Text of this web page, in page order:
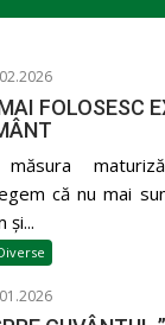
FOLOSESC
că nu mai
și...